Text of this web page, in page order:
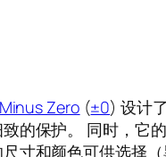
Zero (±0) 设计
的保护。 同时，
寸和颜色可供选择（